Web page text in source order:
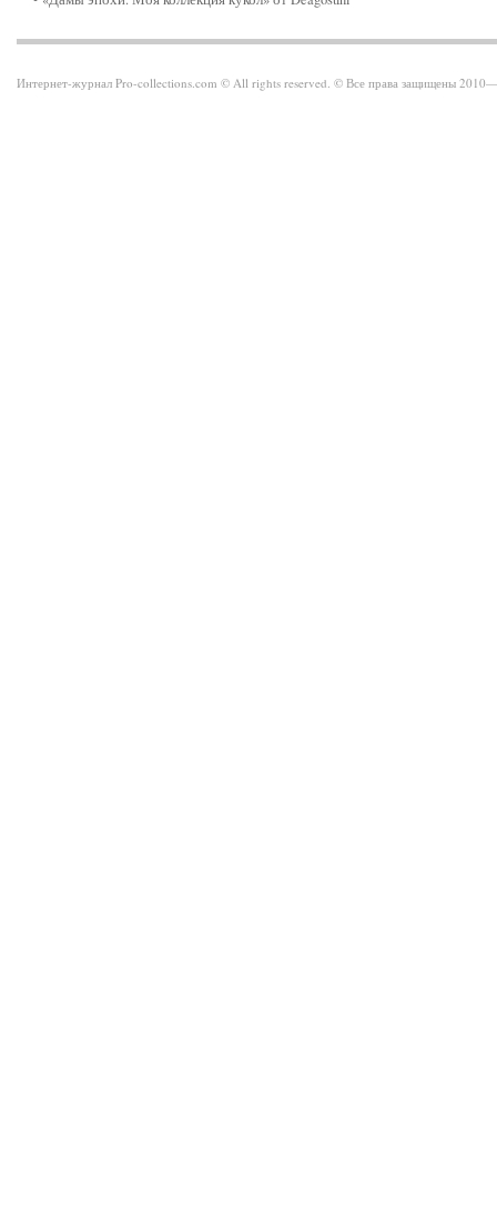
Интернет-журнал Pro-collections.com © All rights reserved. © Все права защищены